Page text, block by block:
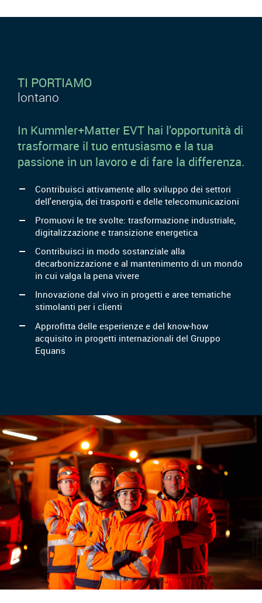
TI PORTIAMO
lontano
In Kummler+Matter EVT hai l’opportunità di
trasformare il tuo entusiasmo e la tua
passione in un lavoro e di fare la differenza.
Contribuisci attivamente allo sviluppo dei settori
dell'energia, dei trasporti e delle telecomunicazioni
Promuovi le tre svolte: trasformazione industriale,
digitalizzazione e transizione energetica
Contribuisci in modo sostanziale alla
decarbonizzazione e al mantenimento di un mondo
in cui valga la pena vivere
Innovazione dal vivo in progetti e aree tematiche
stimolanti per i clienti
Approfitta delle esperienze e del know-how
acquisito in progetti internazionali del Gruppo
Equans